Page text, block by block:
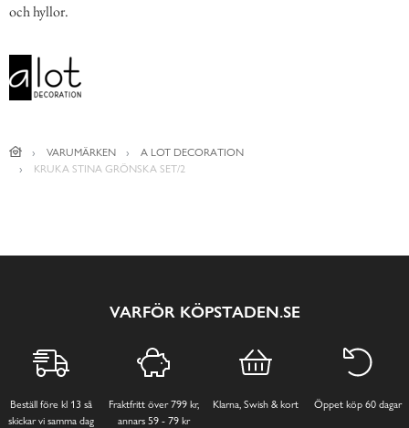
och hyllor.
VARUMÄRKEN
A LOT DECORATION
KRUKA STINA GRÖNSKA SET/2
VARFÖR KÖPSTADEN.SE
Beställ före kl 13 så
skickar vi samma dag
Fraktfritt över 799 kr,
annars 59 - 79 kr
Klarna, Swish & kort Öppet köp 60 dagar